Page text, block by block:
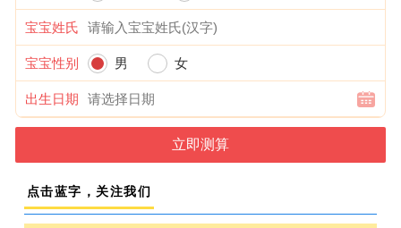
宝宝姓氏
宝宝性别 男 女
出生日期
点击蓝字，关注我们